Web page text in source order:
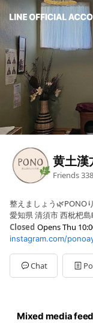
黄土漢
Friends338
整えましょう🌿PONO
愛知県 清須市 西枇杷
Closed Opens Thu
Sun10:00 - 18:00
Mon10:00 - 16:00
Tue10:00 - 16:00
Wed10:00 - 16:00
09:00 - 15:00
Chat
Mixed media feed